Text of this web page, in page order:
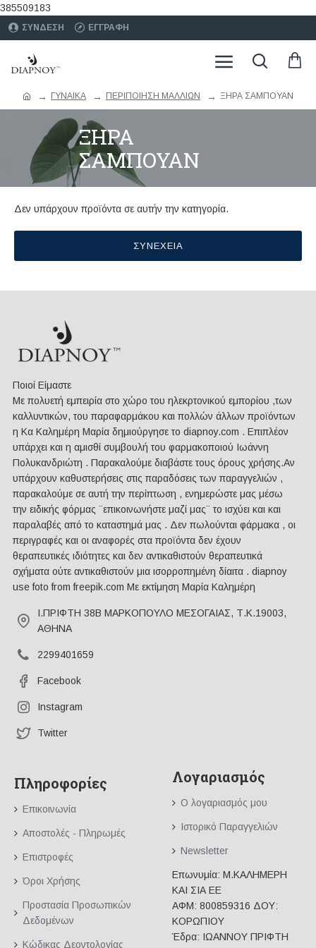
385509183
ΣΥΝΔΕΣΗ ΕΓΓΡΑΦΗ
ΓΥΝΑΙΚΑ ΠΕΡΙΠΟΙΗΣΗ ΜΑΛΛΙΩΝ ΞΗΡΑ ΣΑΜΠΟΥΑΝ
ΞΗΡΑ
ΣΑΜΠΟΥΑΝ
Δεν υπάρχουν προϊόντα σε αυτήν την κατηγορία.
ΣΥΝΈΧΕΙΑ
Ποιοί Είμαστε
Mε πολυετή εμπειρία στο χώρο του ηλεκρτονικού εμπορίου ,των
καλλυντικών, του παραφαρμάκου και πολλών άλλων προϊόντων
η Κα Καλημέρη Μαρία δημιούργησε το diapnoy.com . Επιπλέον
υπάρχει και η αμισθί συμβουλή του φαρμακοποιού Ιωάννη
Πολυκανδριώτη . Παρακαλούμε διαβάστε τους όρους χρήσης.Αν
υπάρχουν καθυστερήσεις στις παραδόσεις των παραγγελιών ,
παρακαλούμε σε αυτή την περίπτωση , ενημερώστε μας μέσω
την ειδικής φόρμας ¨επικοινωνήστε μαζί μας¨ το ισχύει και και
παραλαβές από το καταστημά μας . Δεν πωλούνται φάρμακα , οι
περιγραφές και οι αναφορές στα προϊόντα δεν έχουν
θεραπευτικές ιδιότητες και δεν αντικαθιστούν θεραπευτικά
σχήματα ούτε αντικαθιστούν μια ισορροπημένη δίαιτα . diapnoy
use foto from freepik.com Με εκτίμηση Μαρία Καλημέρη
Ι.ΠΡΙΦΤΗ 38Β ΜΑΡΚΟΠΟΥΛΟ ΜΕΣΟΓΑΙΑΣ, Τ.Κ.19003,
ΑΘΗΝΑ
2299401659
Facebook
Instagram
Twitter
Πληροφορίες
Επικοινωνία
Αποστολές - Πληρωμές
Επιστροφές
Όροι Χρήσης
Προστασία Προσωπικών
Δεδομένων
Κώδικας Δεοντολογίας
Λογαριασμός
Ο λογαριασμός μου
Ιστορικό Παραγγελιών
Newsletter
Επωνυμία: Μ.ΚΑΛΗΜΕΡΗ
ΚΑΙ ΣΙΑ ΕΕ
ΑΦΜ: 800859316 ΔΟΥ:
ΚΟΡΩΠΙΟΥ
Έδρα: ΙΩΑΝΝΟΥ ΠΡΙΦΤΗ